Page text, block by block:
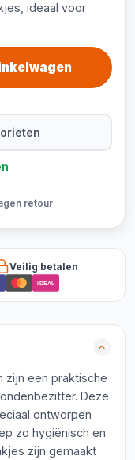
ideaal voor
retour
Veilig betalen
iDEAL
zijn een praktische
Deze
ontworpen
zo hygiënisch en
zijn gemaakt